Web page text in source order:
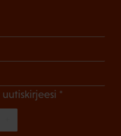
(Pakollinen)